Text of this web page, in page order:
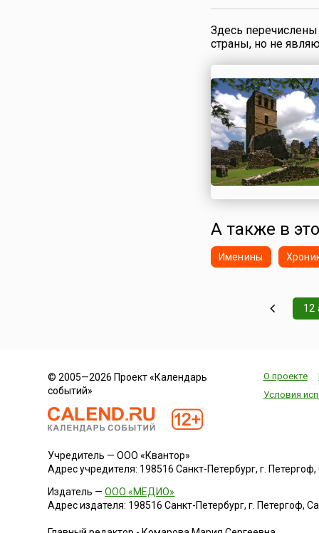
Здесь
страны, но не
А также в
Именины
12
© 2005—2026 Проект «Календарь
событий»
О проекте
Условия
Учредитель — ООО «Квантор»
Адрес учредителя: 198516 Санкт-Петербург, г.
Издатель —ООО «МЕДИО»
Адрес издателя: 198516 Санкт-Петербург, г. Петергоф,